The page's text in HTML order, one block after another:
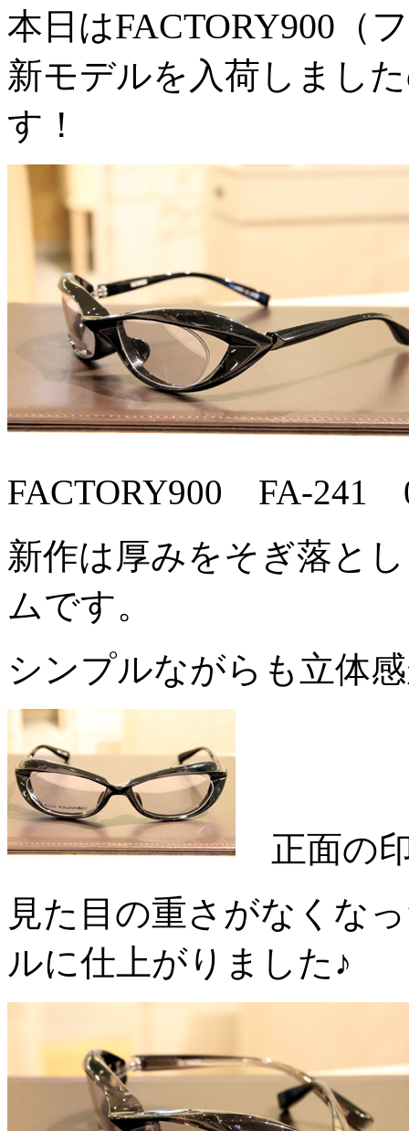
本日はFACTORY900（
新モデルを入荷しまし
す！
FACTORY900 FA-
新作は厚みをそぎ落と
ムです。
シンプルながらも立体
正面の
見た目の重さがなくな
ルに仕上がりました♪